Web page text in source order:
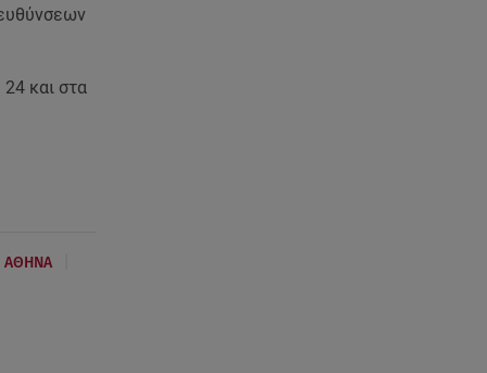
και στα
ΑΘΗΝΑ